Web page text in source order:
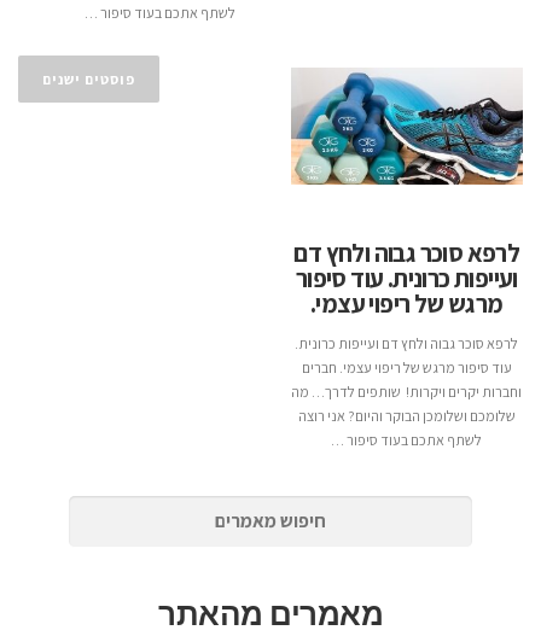
לשתף אתכם בעוד סיפור …
לרפא סוכר גבוה ולחץ דם
ועייפות כרונית. עוד סיפור
מרגש של ריפוי עצמי.
לרפא סוכר גבוה ולחץ דם ועייפות כרונית.
עוד סיפור מרגש של ריפוי עצמי. חברים
וחברות יקרים ויקרות! שותפים לדרך… מה
שלומכם ושלומכן הבוקר והיום? אני רוצה
לשתף אתכם בעוד סיפור …
פוסטים ישנים
מאמרים מהאתר